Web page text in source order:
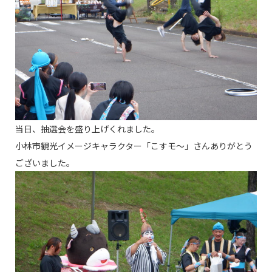
当日、抽選会を盛り上げくれました。
小林市観光イメージキャラクター「こすモ～」さんありがとう
ございました。